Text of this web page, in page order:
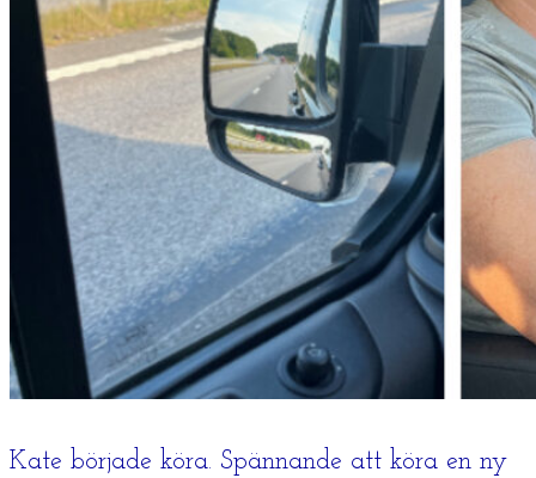
Kate började köra. Spännande att köra en ny